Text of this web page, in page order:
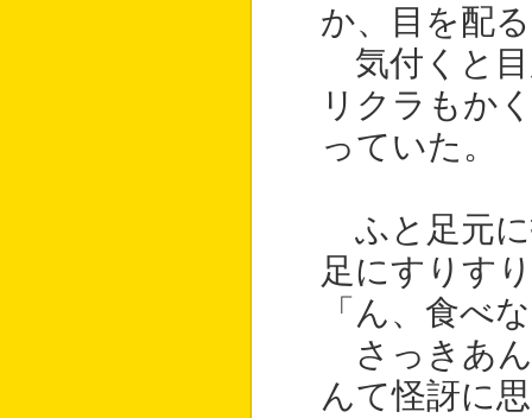
か、目を配
気付くと目
リクラもか
っていた。
ふと足元に
足にすりす
「ん、食べ
さっきあ
んて怪訝に